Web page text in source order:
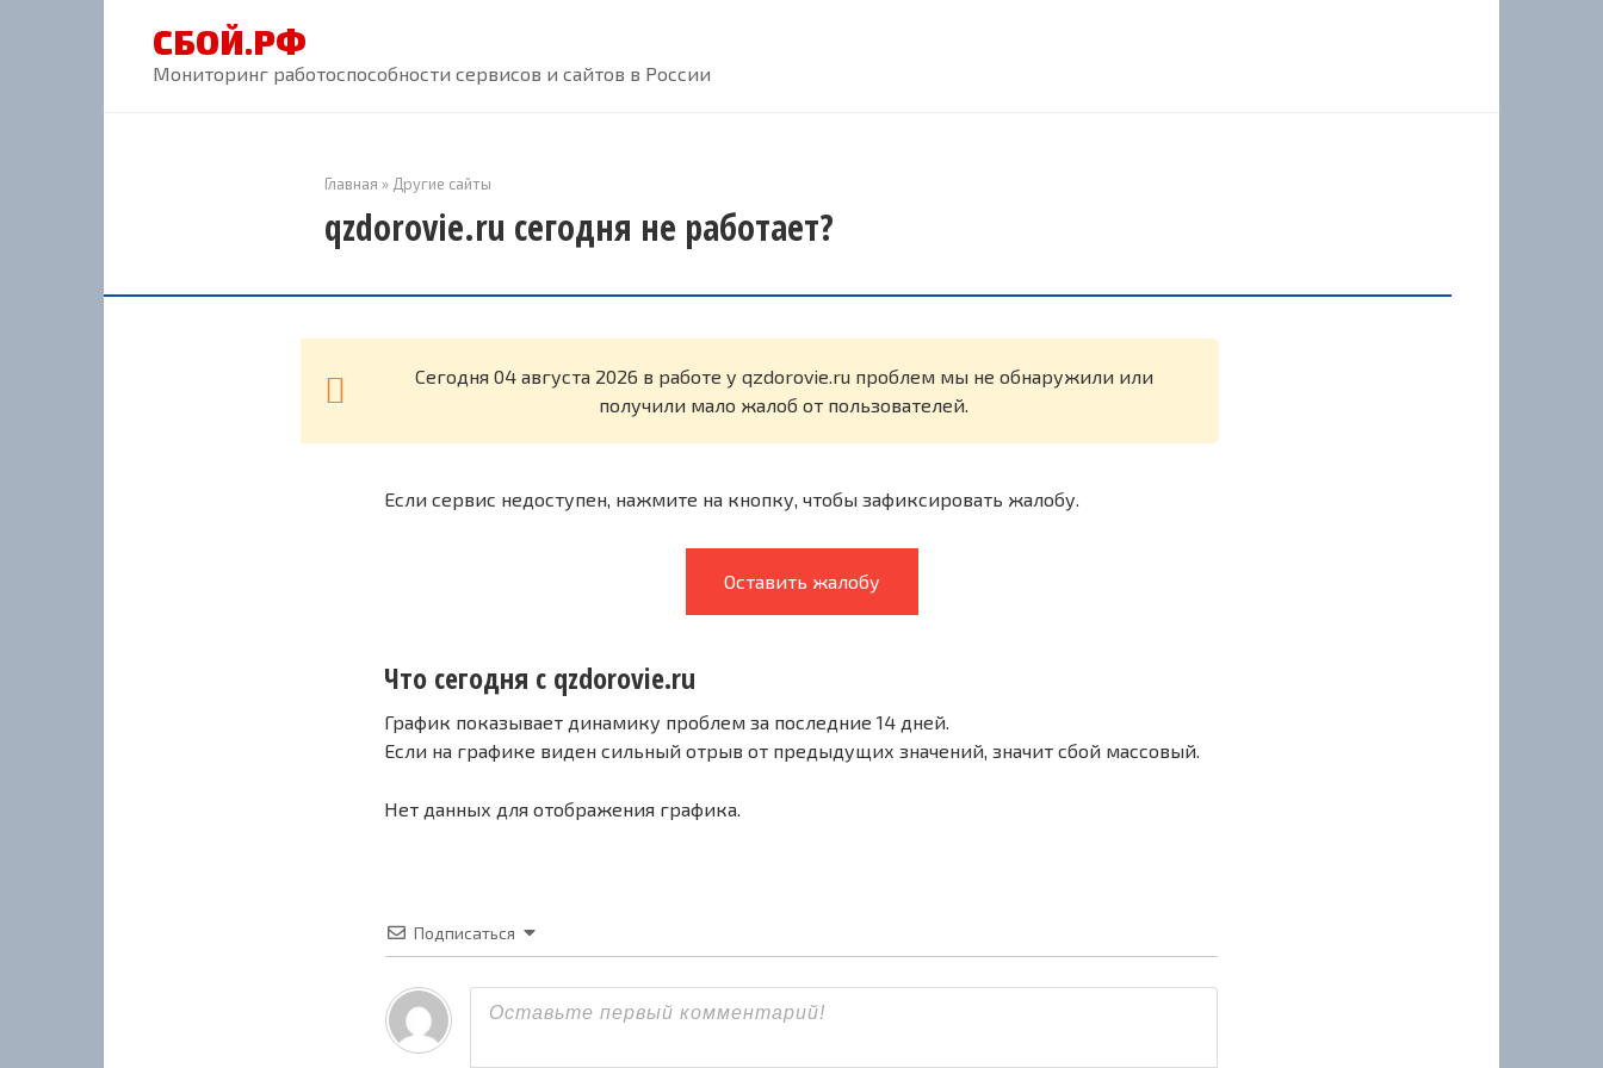
СБОЙ.РФ
Мониторинг работоспособности сервисов и сайтов в России
Главная » Другие сайты
qzdorovie.ru сегодня не работает?
Cегодня 04 августа 2026 в работе у qzdorovie.ru проблем мы не обнаружили или
получили мало жалоб от пользователей.
Если сервис недоступен, нажмите на кнопку, чтобы зафиксировать жалобу.
Оставить жалобу
Что сегодня с qzdorovie.ru
График показывает динамику проблем за последние 14 дней.
Если на графике виден сильный отрыв от предыдущих значений, значит сбой массовый.
Нет данных для отображения графика.
Подписаться